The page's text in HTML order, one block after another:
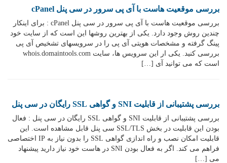
بررسی موقعیت هاست با آی پی سرور در سی پنل cPanel
بررسی موقعیت هاست با آی پی سرور در سی پنل cPanel : برای اینکار
چندین روش وجود دارد. یکی از بهترین روشها این است که از سایت خود
پینگ گرفته و مشخصات هویتی آی پی را در سرویسهای تشخیص آی پی
بررسی کنید. یکی ار این سرویس ها، سایت whois.domaintools.com
است که می توانید آی […]
بررسی پشتیبانی از قابلیت SNI و گواهی SSL رایگان در سی پنل
بررسی پشتیبانی از قابلیت SNI و گواهی SSL رایگان در سی پنل : فعال
بودن این قابلیت در بخش SSL/TLS سی پنل قابل مشاهده است. این
قابلیت امکان نصب و راه اندازی گواهی SSL را بدون نیاز به IP اختصاصی
فراهم می کند. اگر به فعال بودن SNI در هاست خود نیاز دارید پیشنهاد
می […]